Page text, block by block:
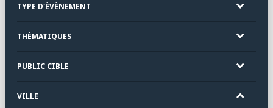
TYPE D'ÉVÉNEMENT
THÉMATIQUES
PUBLIC CIBLE
VILLE